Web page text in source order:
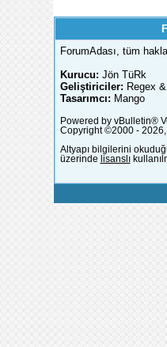
ForumAdası, tüm
Kurucu: Jön TüRk
Geliştiriciler: Regex
Tasarımcı: Mango
Powered by vBulletin®
Copyright ©2000 - 2026,
Altyapı bilgilerini
üzerinde lisanslı